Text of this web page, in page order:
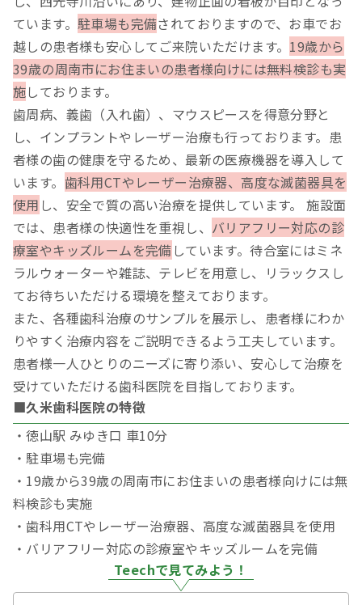
ています。 駐車場も完備されておりますので、お車でお
越しの患者様も安心してご来院いただけます。 19歳から
39歳の周南市にお住まいの患者様向けには無料検診も実
施しております。
歯周病、義歯（入れ歯）、マウスピースを得意分野と
し、インプラントやレーザー治療も行っております。患
者様の歯の健康を守るため、最新の医療機器を導入して
います。 歯科用CTやレーザー治療器、高度な滅菌器具を
使用 し、安全で質の高い治療を提供しています。 施設面
では、患者様の快適性を重視し、 バリアフリー対応の診
療室やキッズルームを完備 しています。待合室にはミネ
ラルウォーターや雑誌、テレビを用意し、リラックスし
てお待ちいただける環境を整えております。
また、各種歯科治療のサンプルを展示し、患者様にわか
りやすく治療内容をご説明できるよう工夫しています。
患者様一人ひとりのニーズに寄り添い、安心して治療を
受けていただける歯科医院を目指しております。
■久米歯科医院の特徴
・徳山駅 みゆき口 車10分
・駐車場も完備
・19歳から39歳の周南市にお住まいの患者様向けには無
料検診も実施
・歯科用CTやレーザー治療器、高度な滅菌器具を使用
・バリアフリー対応の診療室やキッズルームを完備
Teechで見てみよう！